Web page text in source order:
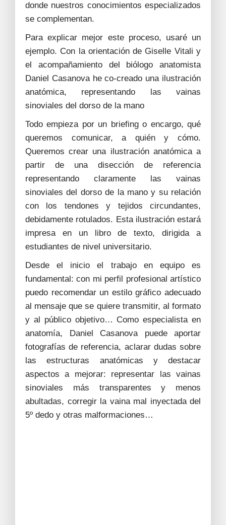
donde nuestros conocimientos especializados
se complementan.
Para explicar mejor este proceso, usaré un
ejemplo. Con la orientación de Giselle Vitali y
el acompañamiento del biólogo anatomista
Daniel Casanova he co-creado una ilustración
anatómica, representando las vainas
sinoviales del dorso de la mano
Todo empieza por un briefing o encargo, qué
queremos comunicar, a quién y cómo.
Queremos crear una ilustración anatómica a
partir de una disección de referencia
representando claramente las vainas
sinoviales del dorso de la mano y su relación
con los tendones y tejidos circundantes,
debidamente rotulados. Esta ilustración estará
impresa en un libro de texto, dirigida a
estudiantes de nivel universitario.
Desde el inicio el trabajo en equipo es
fundamental: con mi perfil profesional artístico
puedo recomendar un estilo gráfico adecuado
al mensaje que se quiere transmitir, al formato
y al público objetivo… Como especialista en
anatomía, Daniel Casanova puede aportar
fotografías de referencia, aclarar dudas sobre
las estructuras anatómicas y destacar
aspectos a mejorar: representar las vainas
sinoviales más transparentes y menos
abultadas, corregir la vaina mal inyectada del
5º dedo y otras malformaciones…